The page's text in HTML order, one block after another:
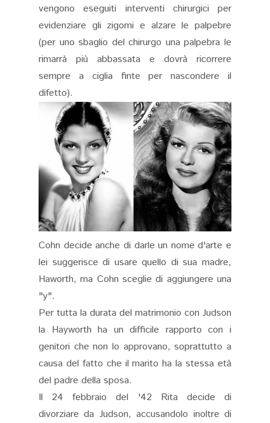
vengono eseguiti interventi chirurgici per
evidenziare gli zigomi e alzare le palpebre
(per uno sbaglio del chirurgo una palpebra le
rimarrà più abbassata e dovrà ricorrere
sempre a ciglia finte per nascondere il
difetto).
Cohn decide anche di darle un nome d'arte e
lei suggerisce di usare quello di sua madre,
Haworth, ma Cohn sceglie di aggiungere una
"y".
Per tutta la durata del matrimonio con Judson
la Hayworth ha un difficile rapporto con i
genitori che non lo approvano, soprattutto a
causa del fatto che il marito ha la stessa età
del padre della sposa.
Il 24 febbraio del '42 Rita decide di
divorziare da Judson, accusandolo inoltre di